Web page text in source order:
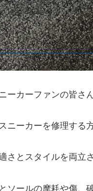
ーカーファンの皆さん
ニーカーを修理する
さとスタイルを両立
ソールの摩耗や傷、